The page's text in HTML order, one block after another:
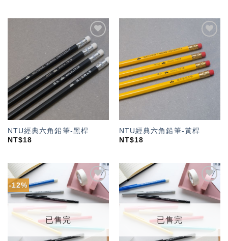
加入
「願
望輕
單」
NTU經典六角鉛筆-黑桿
NT$18
「願
望輕
單」
NTU經典六角鉛筆-黃桿
NT$18
-12%
加入
「願
望輕
已售完
加入
「願
望輕
已售完